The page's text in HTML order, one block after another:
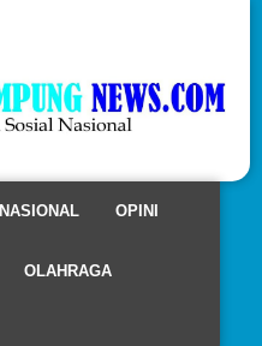
NASIONAL OPINI
OLAHRAGA